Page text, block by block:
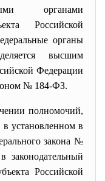
органами
Российской
органы
высшим
Федерации
№ 184-ФЗ.
полномочий,
установленном в
закона №
законодательный
Российской